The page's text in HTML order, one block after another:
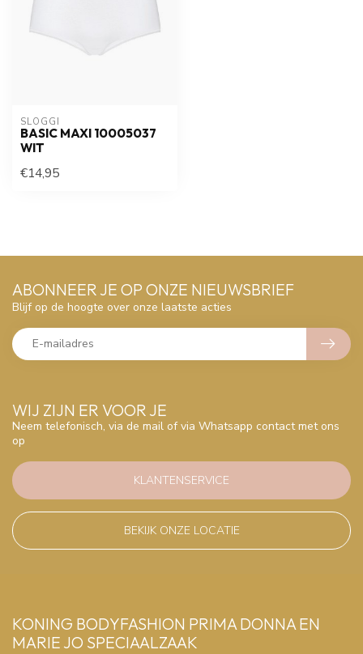
SLOGGI
BASIC MAXI 10005037
WIT
€14,95
WIJ ZIJN ER VOOR JE
Neem telefonisch, via de mail of via Whatsapp contact met ons
op
KLANTENSERVICE
BEKIJK ONZE LOCATIE
ABONNEER JE OP ONZE NIEUWSBRIEF
Blijf op de hoogte over onze laatste acties
KONING BODYFASHION PRIMA DONNA EN
MARIE JO SPECIAALZAAK